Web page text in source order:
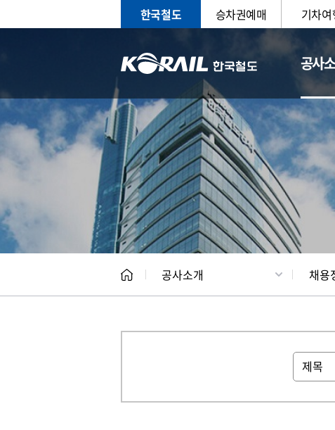
한국철도 승차권예매 기차여
공사
CEO 일반현황
공사소개 채용